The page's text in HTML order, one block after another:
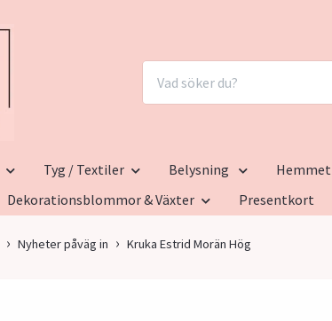
Tyg / Textiler Belysning Hemmet
Dekorationsblommor & Växter Presentkort
Nyheter påväg in Kruka Estrid Morän Hög